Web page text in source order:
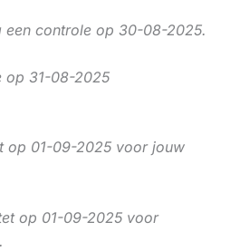
een controle op 30-08-2025.
op 31-08-2025
op 01-09-2025 voor jouw
op 01-09-2025 voor